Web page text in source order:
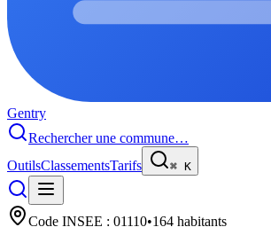
Gentry
Rechercher une commune…
OutilsClassementsTarifs ⌘ K
Code INSEE : 01110•164 habitants